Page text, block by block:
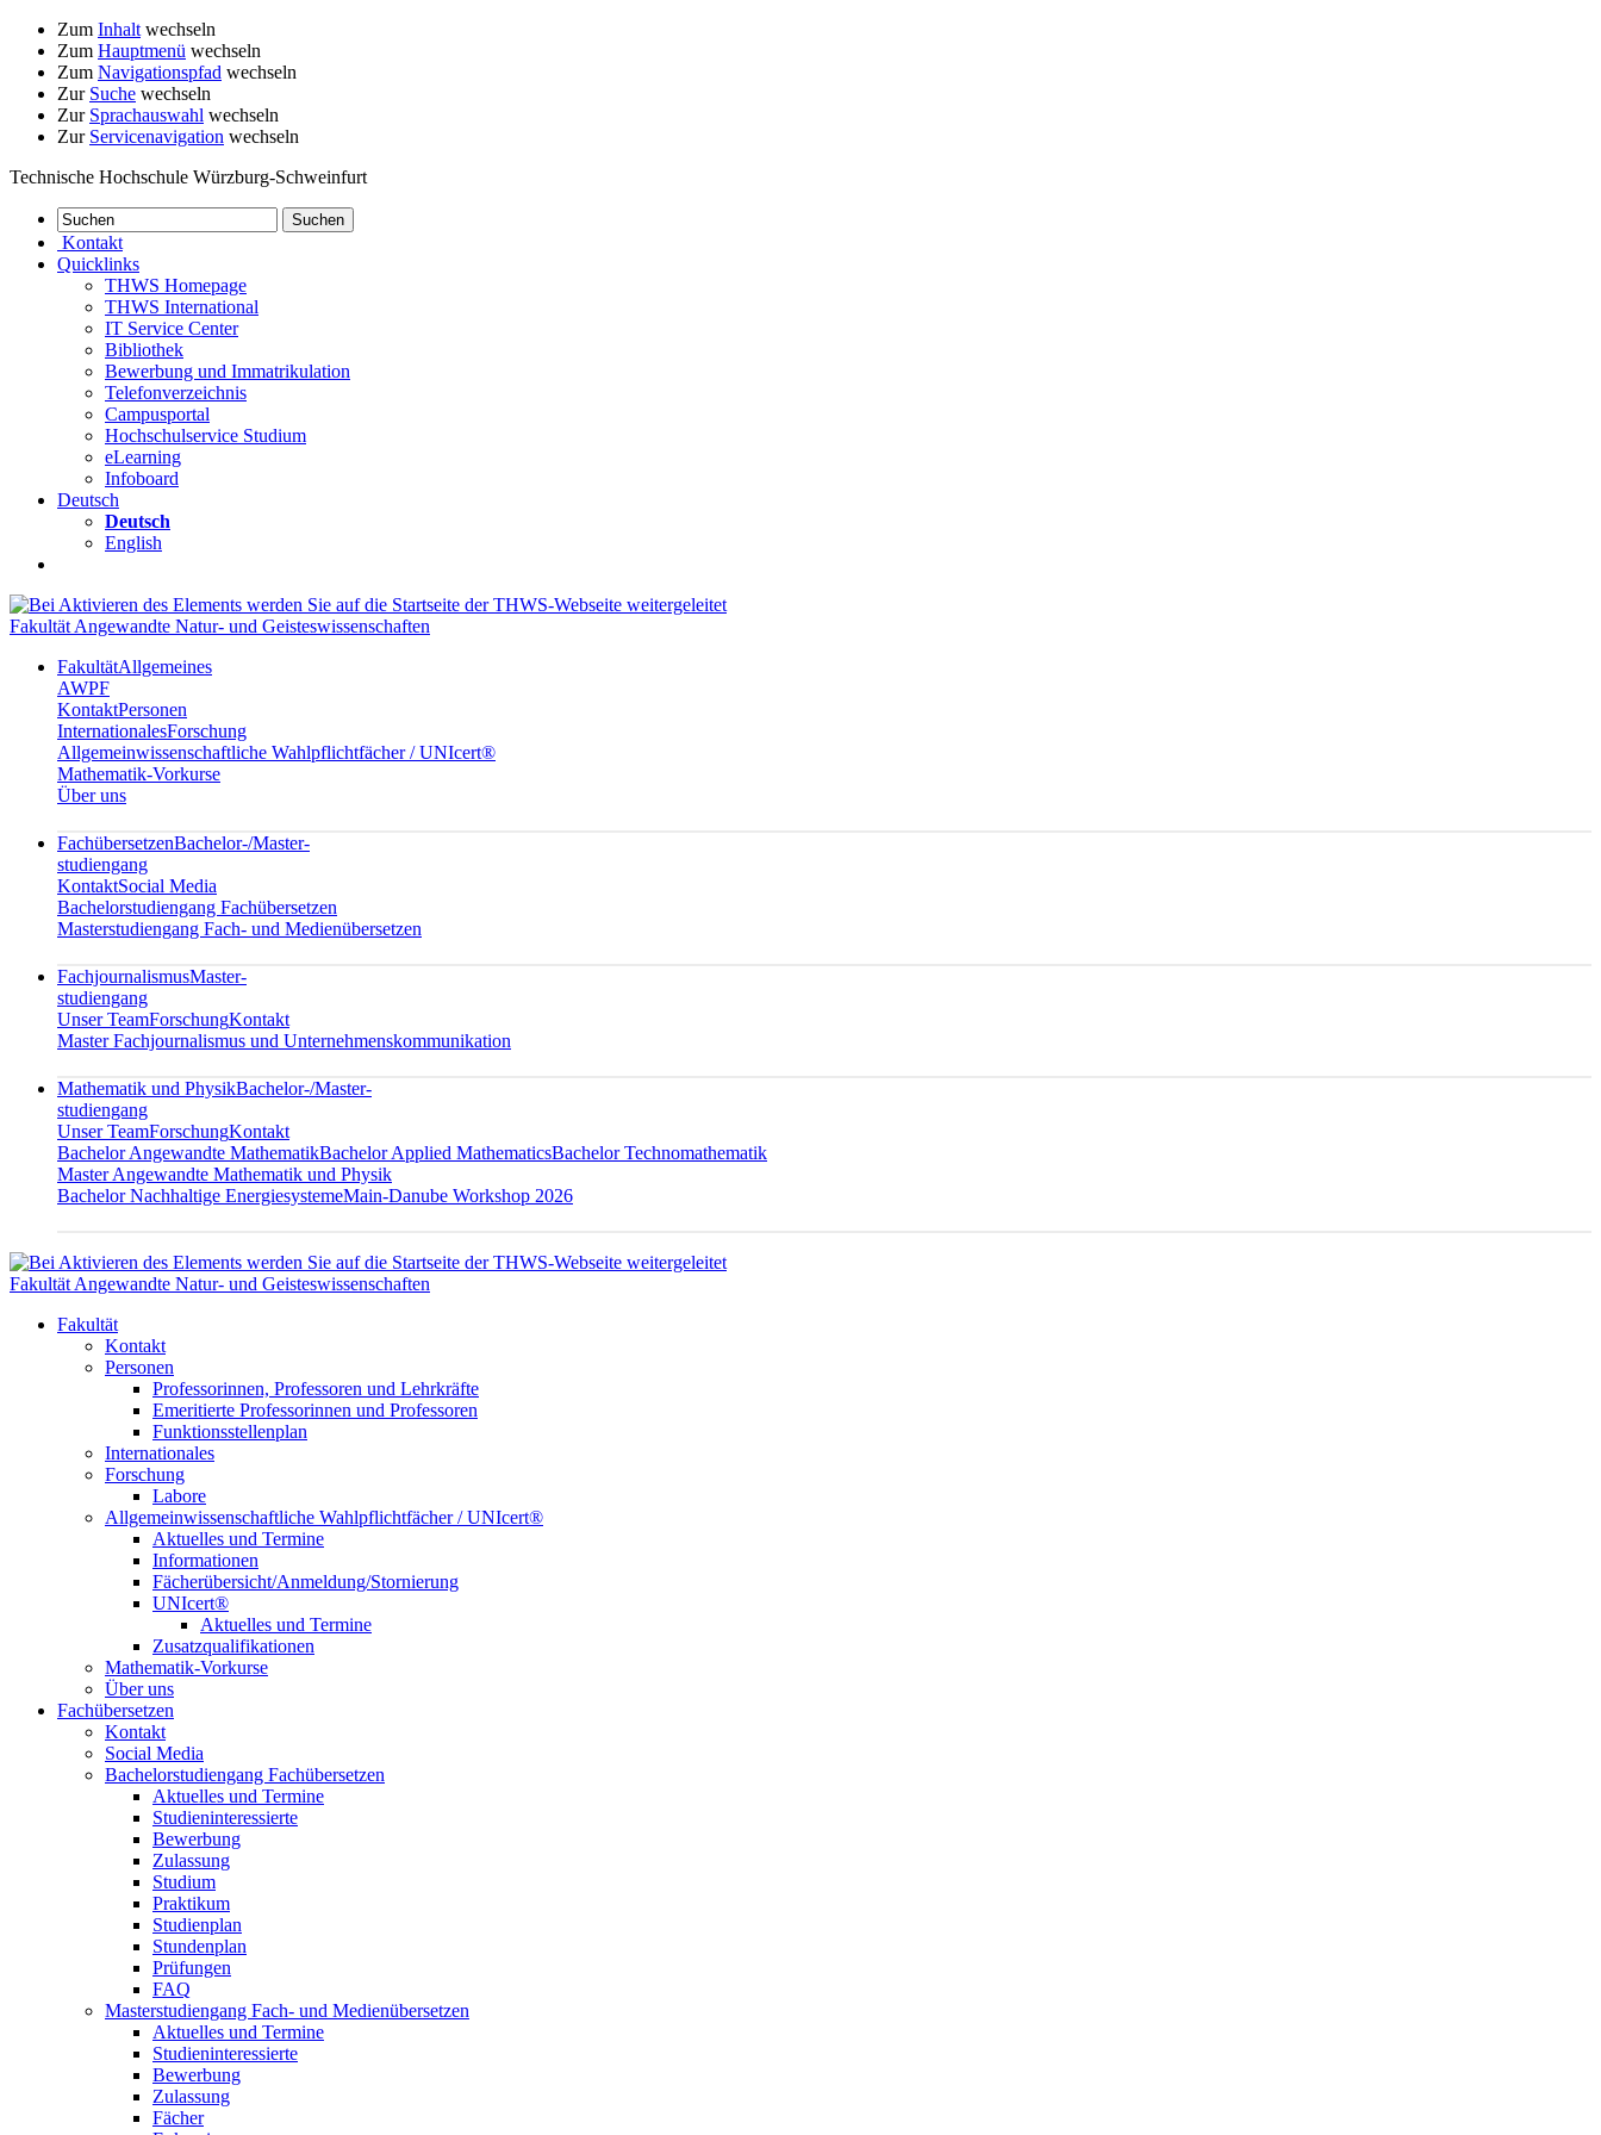
Zum Inhalt wechseln
Zum Hauptmenü wechseln
Zum Navigationspfad wechseln
Zur Suche wechseln
Zur Sprachauswahl wechseln
Zur Servicenavigation wechseln
Technische Hochschule Würzburg-Schweinfurt
Kontakt
Quicklinks
THWS Homepage
THWS International
IT Service Center
Bibliothek
Bewerbung und Immatrikulation
Telefonverzeichnis
Campusportal
Hochschulservice Studium
eLearning
Infoboard
Deutsch
Deutsch
English
Fakultät Angewandte Natur- und Geisteswissenschaften
FakultätAllgemeines
AWPF
KontaktPersonen
InternationalesForschung
Allgemeinwissenschaftliche Wahlpflichtfächer / UNIcert®
Mathematik-Vorkurse
Über uns
FachübersetzenBachelor-/Master-
studiengang
KontaktSocial Media
Bachelorstudiengang Fachübersetzen
Masterstudiengang Fach- und Medienübersetzen
FachjournalismusMaster-
studiengang
Unser TeamForschungKontakt
Master Fachjournalismus und Unternehmenskommunikation
Mathematik und PhysikBachelor-/Master-
studiengang
Unser TeamForschungKontakt
Bachelor Angewandte MathematikBachelor Applied MathematicsBachelor Technomathematik
Master Angewandte Mathematik und Physik
Bachelor Nachhaltige EnergiesystemeMain-Danube Workshop 2026
Fakultät Angewandte Natur- und Geisteswissenschaften
Fakultät
Kontakt
Personen
Professorinnen, Professoren und Lehrkräfte
Emeritierte Professorinnen und Professoren
Funktionsstellenplan
Internationales
Forschung
Labore
Allgemeinwissenschaftliche Wahlpflichtfächer / UNIcert®
Aktuelles und Termine
Informationen
Fächerübersicht/Anmeldung/Stornierung
UNIcert®
Aktuelles und Termine
Zusatzqualifikationen
Mathematik-Vorkurse
Über uns
Fachübersetzen
Kontakt
Social Media
Bachelorstudiengang Fachübersetzen
Aktuelles und Termine
Studieninteressierte
Bewerbung
Zulassung
Studium
Praktikum
Studienplan
Stundenplan
Prüfungen
FAQ
Masterstudiengang Fach- und Medienübersetzen
Aktuelles und Termine
Studieninteressierte
Bewerbung
Zulassung
Fächer